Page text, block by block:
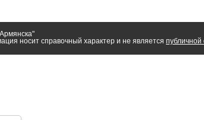
носит справочный характер и не является